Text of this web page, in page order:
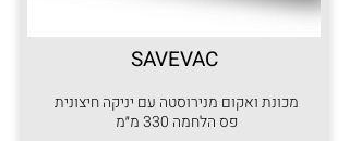
SAVEVAC
מכונת ואקום מנירוסטה עם יניקה חיצונית
פס הלחמה 330 מ״מ